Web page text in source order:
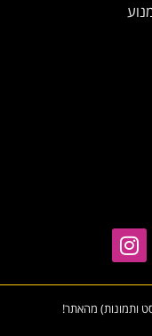
ותמונות) מהאתר!